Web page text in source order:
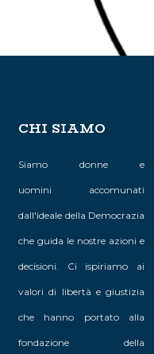
da "quattro amici
realtà viva e unita
Buon
CHI SIAMO
Siamo donne e
uomini accomunati
dall'ideale della Democrazia
che guida le nostre azioni e
decisioni. Ci ispiriamo ai
valori di libertà e giustizia
che hanno portato alla
fondazione della